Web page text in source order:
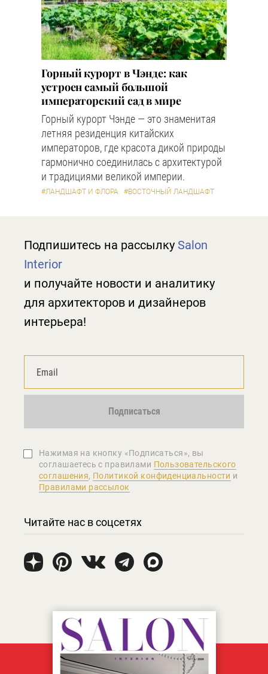
Горный курорт в Чэнде: как
устроен самый большой
императорский сад в мире
Горный курорт Чэнде — это знаменитая
летняя резиденция китайских
императоров, где красота дикой природы
гармонично соединилась с архитектурой
и традициями великой империи.
#ЛАНДШАФТ И ФЛОРА #ВОСТОЧНЫЙ ЛАНДШАФТ
Подпишитесь на рассылку Salon
Interior
и получайте новости и аналитику
для архитекторов и дизайнеров
интерьера!
Подписаться
Нажимая на кнопку «Подписаться», вы
соглашаетеcь с правилами Пользовательского
соглашения, Политикой конфиденциальности и
Правилами рассылок
Читайте нас в соцсетях